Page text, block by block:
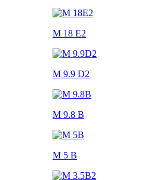
M 18 E2
M 9.9 D2
M 9.8 B
M 5 B